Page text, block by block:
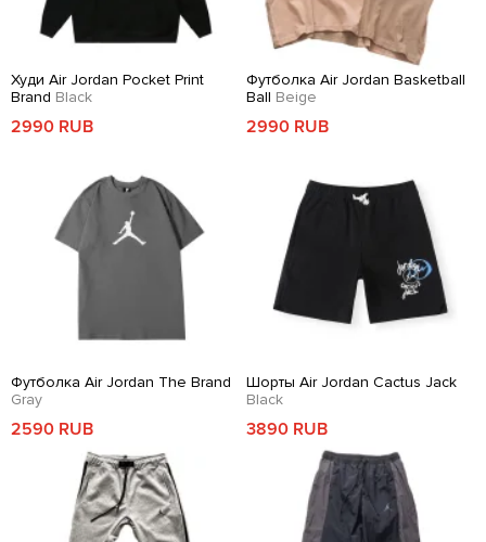
Худи Air Jordan Pocket Print
Brand Black
2990 RUB
Футболка Air Jordan Basketball
Ball Beige
2990 RUB
Футболка Air Jordan The Brand
Gray
2590 RUB
Шорты Air Jordan Cactus Jack
Black
3890 RUB